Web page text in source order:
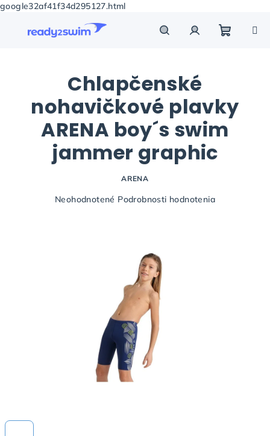
google32af41f34d295127.html
Chlapčenské
nohavičkové plavky
ARENA boy´s swim
jammer graphic
ARENA
Priemerné
Neohodnotené Podrobnosti hodnotenia